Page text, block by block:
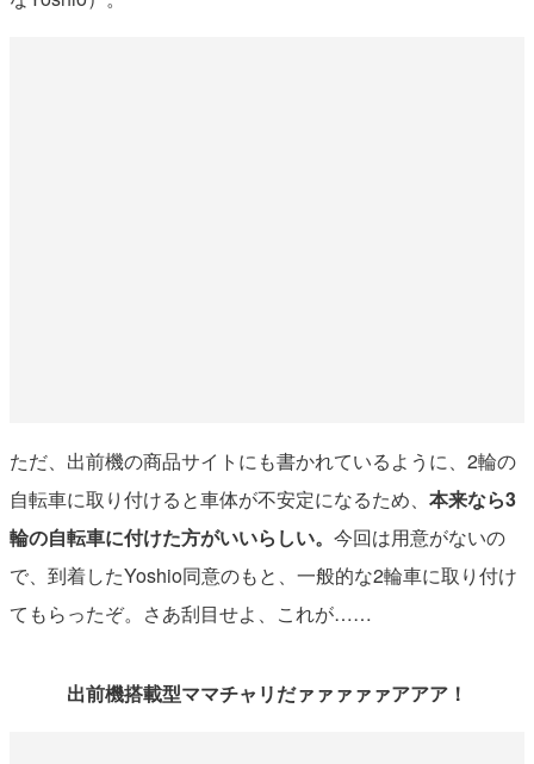
ただ、出前機の商品サイトにも書かれているように、2輪の
自転車に取り付けると車体が不安定になるため、 本来なら3
輪の自転車に付けた方がいいらしい。 今回は用意がないの
で、到着したYoshio同意のもと、一般的な2輪車に取り付け
てもらったぞ。さあ刮目せよ、これが……
出前機搭載型ママチャリだァァァァァアアア！